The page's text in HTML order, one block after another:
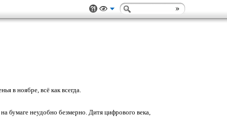
в ноябре, всё как всегда.
бумаге неудобно безмерно. Дитя цифрового века,